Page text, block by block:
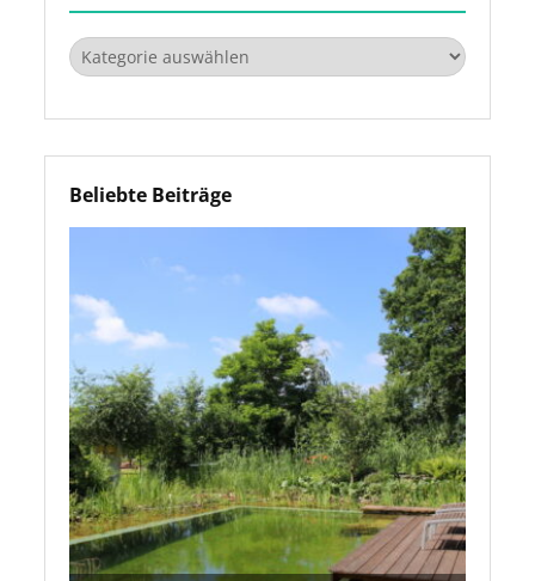
Kategorien
Beliebte Beiträge